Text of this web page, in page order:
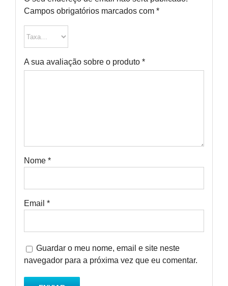
Campos obrigatórios marcados com *
A sua avaliação sobre o produto *
Nome *
Email *
Guardar o meu nome, email e site neste
navegador para a próxima vez que eu comentar.